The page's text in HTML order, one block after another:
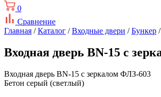
0
Сравнение
Главная /Каталог /Входные двери /Бункер /
Входная дверь BN-15 с
Входная дверь BN-15 с зеркалом ФЛЗ-603
Бетон серый (светлый)